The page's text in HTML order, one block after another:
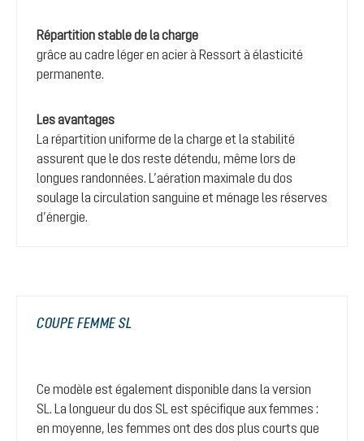
Répartition stable de la charge
grâce au cadre léger en acier à Ressort à élasticité
permanente.
Les avantages
La répartition uniforme de la charge et la stabilité
assurent que le dos reste détendu, même lors de
longues randonnées. L’aération maximale du dos
soulage la circulation sanguine et ménage les réserves
d’énergie.
COUPE FEMME SL
Ce modèle est également disponible dans la version
SL. La longueur du dos SL est spécifique aux femmes :
en moyenne, les femmes ont des dos plus courts que